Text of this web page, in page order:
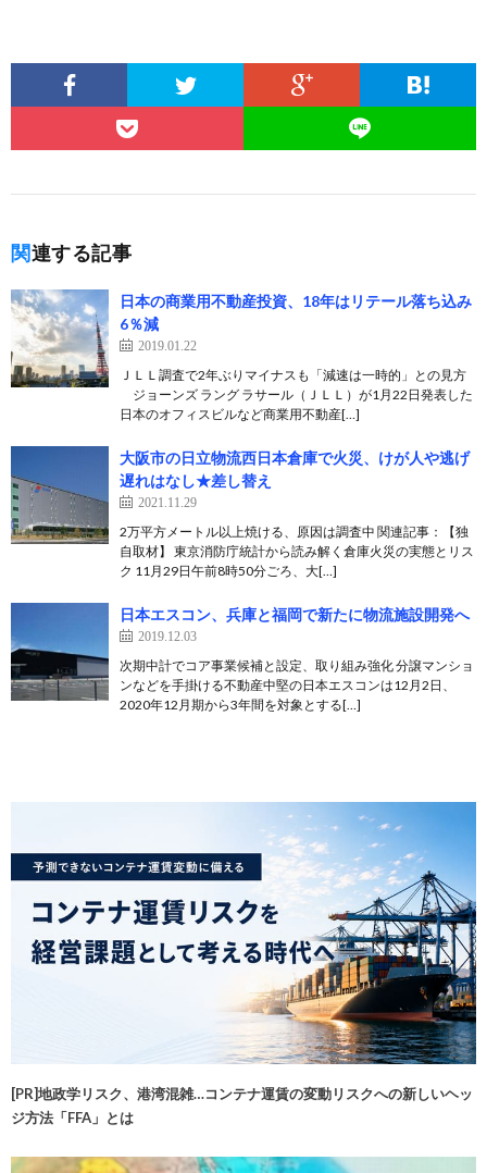
関連する記事
日本の商業用不動産投資、18年はリテール落ち込み
6％減
2019.01.22
ＪＬＬ調査で2年ぶりマイナスも「減速は一時的」との見方
ジョーンズ ラング ラサール（ＪＬＬ）が1月22日発表した
日本のオフィスビルなど商業用不動産[…]
大阪市の日立物流西日本倉庫で火災、けが人や逃げ
遅れはなし★差し替え
2021.11.29
2万平方メートル以上焼ける、原因は調査中 関連記事：【独
自取材】 東京消防庁統計から読み解く倉庫火災の実態とリス
ク 11月29日午前8時50分ごろ、大[…]
日本エスコン、兵庫と福岡で新たに物流施設開発へ
2019.12.03
次期中計でコア事業候補と設定、取り組み強化 分譲マンショ
ンなどを手掛ける不動産中堅の日本エスコンは12月2日、
2020年12月期から3年間を対象とする[…]
[PR]地政学リスク、港湾混雑…コンテナ運賃の変動リスクへの新しいヘッ
ジ方法「FFA」とは